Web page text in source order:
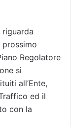
prossimo
Regolatore
si
all’Ente,
ed il
con la